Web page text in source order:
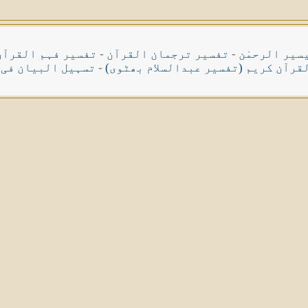
الرحمٰن - تفسیر ترجمان القرآن - تفسیر فہم
کریم (تفسیر عبدالسلام بھٹوی) - تسہیل البیان